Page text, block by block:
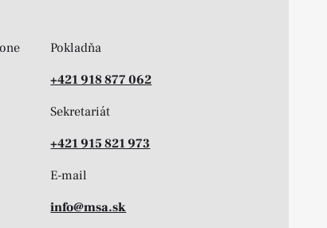
Pokladňa
+421 918 877 062
Sekretariát
+421 915 821 973
E-mail
info@msa.sk